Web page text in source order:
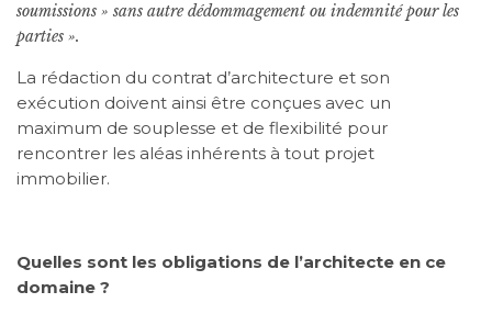
soumissions » sans autre dédommagement ou indemnité pour les
parties ».
La rédaction du contrat d’architecture et son
exécution doivent ainsi être conçues avec un
maximum de souplesse et de flexibilité pour
rencontrer les aléas inhérents à tout projet
immobilier.
Quelles sont les obligations de l’architecte en ce
domaine ?